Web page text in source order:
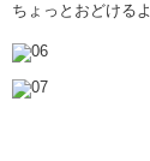
ちょっとおどける